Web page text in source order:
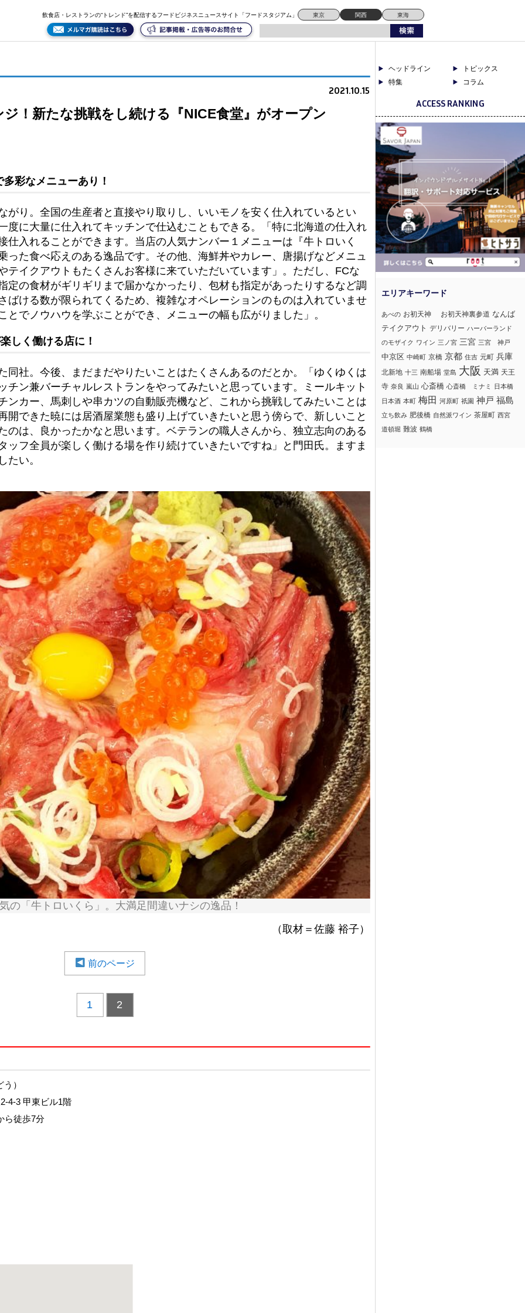
飲食店・レストランの“トレンド”を配信するフードビジネスニュースサイト「フードスタジアム」 東京 関西 東海
2021.10.15
！新たな挑戦をし続ける『NICE食堂』がオープン
彩なメニューあり！
がり。全国の生産者と直接やり取りし、いいモノを安く仕入れているとい
度に大量に仕入れてキッチンで仕込むこともできる。「特に北海道の仕入れ
仕入れることができます。当店の人気ナンバー１メニューは『牛トロいく
った食べ応えのある逸品です。その他、海鮮丼やカレー、唐揚げなどメニュ
テイクアウトもたくさんお客様に来ていただいています」。ただし、FCな
定の食材がギリギリまで届かなかったり、包材も指定があったりするなど調
ばける数が限られてくるため、複雑なオペレーションのものは入れていませ
とでノウハウを学ぶことができ、メニューの幅も広がりました」。
しく働ける店に！
同社。今後、まだまだやりたいことはたくさんあるのだとか。「ゆくゆくは
チン兼バーチャルレストランをやってみたいと思っています。ミールキット
ンカー、馬刺しや串カツの自動販売機など、これから挑戦してみたいことは
開できた暁には居酒屋業態も盛り上げていきたいと思う傍らで、新しいこと
のは、良かったかなと思います。ベテランの職人さんから、独立志向のある
ッフ全員が楽しく働ける場を作り続けていきたいですね」と門田氏。ますま
たい。
の「牛トロいくら」。大満足間違いナシの逸品！
（取材＝佐藤 裕子）
前のページ
1 2
）
4-3 甲東ビル1階
ら徒歩7分
ヘッドライン
トピックス
特集
コラム
ACCESS RANKING
あべの お初天神 お初天神裏参道 なんば
テイクアウト デリバリー ハーバーランド
のモザイク ワイン 三ノ宮 三宮 三宮 神戸
中京区 中崎町 京橋 京都 住吉 元町 兵庫
北新地 十三 南船場 堂島 大阪 天満 天王
寺 奈良 嵐山 心斎橋 心斎橋 ミナミ 日本橋
日本酒 本町 梅田 河原町 祇園 神戸 福島
立ち飲み 肥後橋 自然派ワイン 茶屋町 西宮
道頓堀 難波 鶴橋